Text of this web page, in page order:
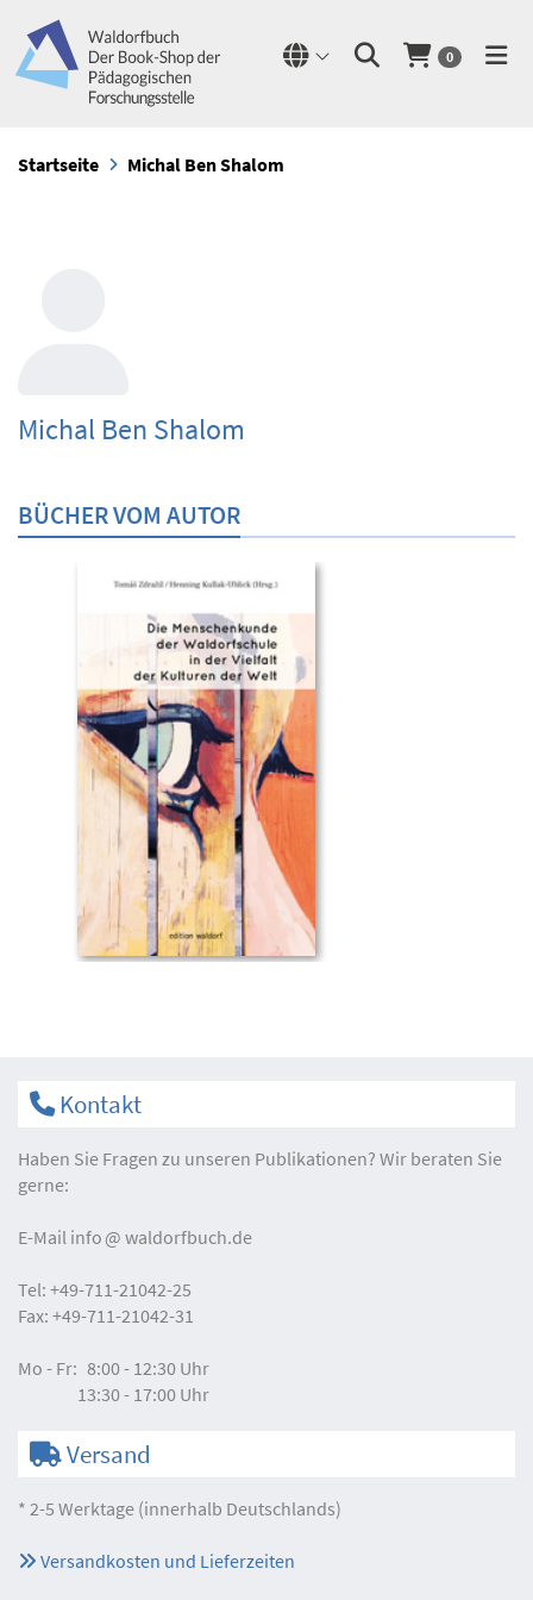
0
Startseite Michal Ben Shalom
Michal Ben Shalom
BÜCHER VOM AUTOR
Kontakt
Haben Sie Fragen zu unseren Publikationen? Wir beraten Sie
gerne:
E-Mail info waldorfbuch.de
Tel: +49-711-21042-25
Fax: +49-711-21042-31
Mo - Fr: 8:00 - 12:30 Uhr
13:30 - 17:00 Uhr
Versand
* 2-5 Werktage (innerhalb Deutschlands)
Versandkosten und Lieferzeiten